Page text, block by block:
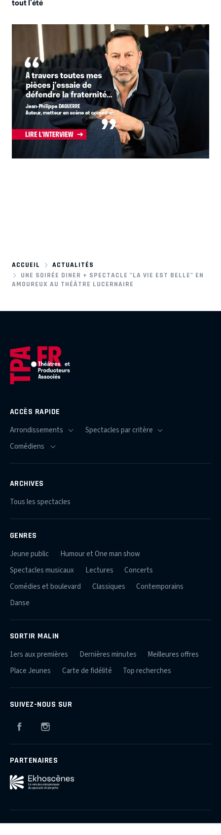
tout l'été
ACCUEIL
ACTUALITÉS
UNE SOIRÉE DINER + SPECTACLE "LA VIE EST BELLE" EN
AMOUREUX AU THÉÂTRE LUCERNAIRE
ACCÈS RAPIDE
ARCHIVES
Tous les spectacles
GENRES
Jeune public
Humour et One man show
Spectacles musicaux
Lectures
Concerts
Comédies et boulevard
Classiques
Contemporains
Danse
SORTIR MALIN
1ers aux premières Dernières minutes
Meilleures offres
Place Jeunes
Carte de fidélité Top recherches
SUIVEZ-NOUS SUR
Facebook
PARTENAIRES